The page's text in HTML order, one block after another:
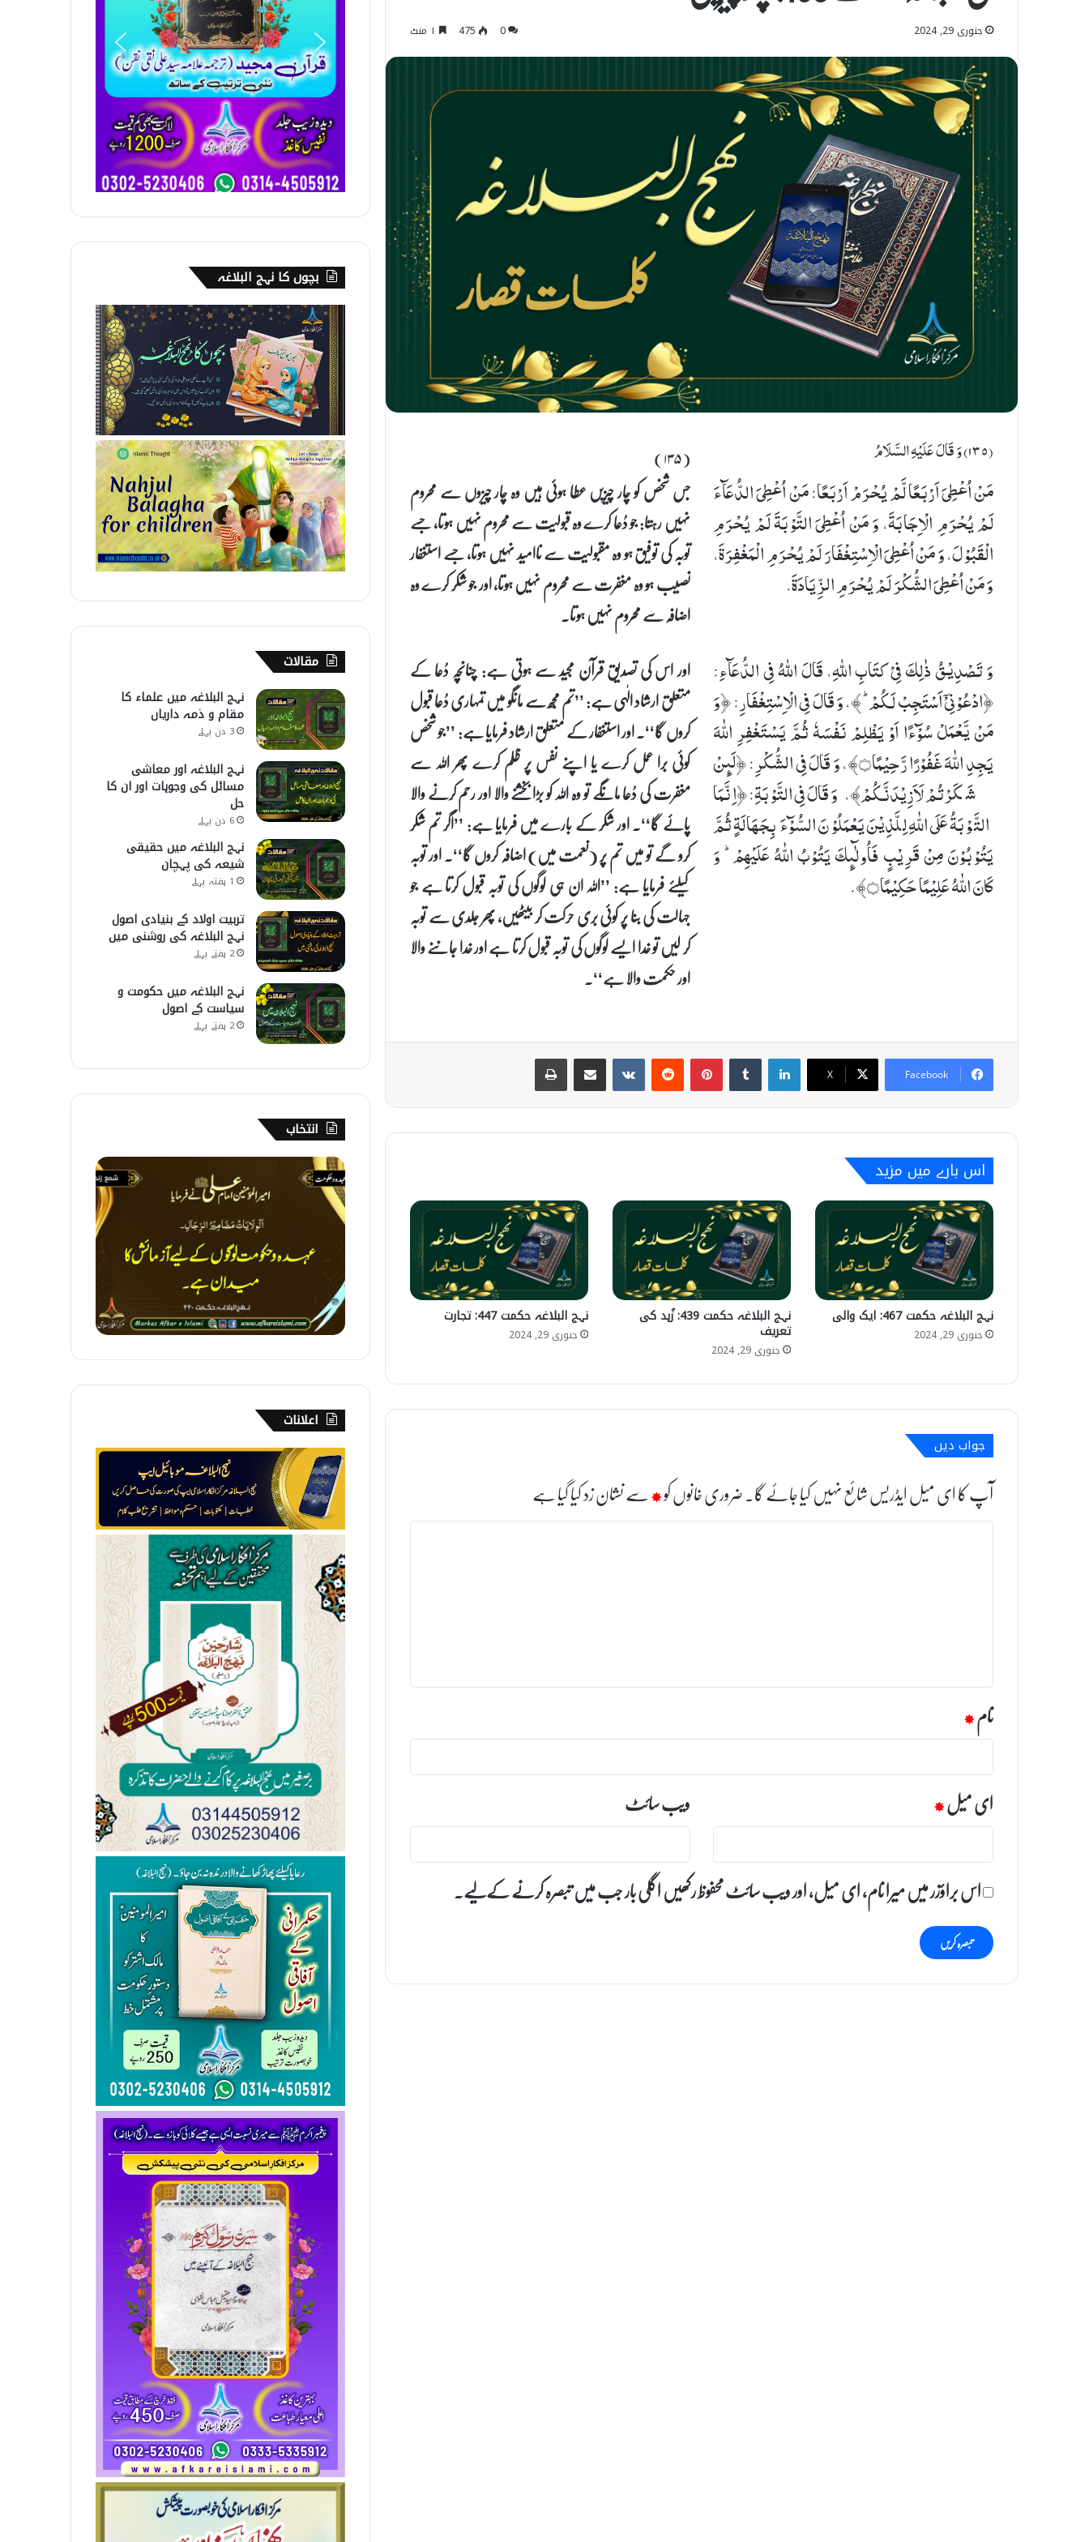
جنوری 29, 2024 0
475
(۱٣٥) وَ قَالَ عَلَیْهِ السَّلَامُ (۱۳۵)
مَنْ اُعْطِیَ اَرْبَعًا لَّمْ یُحْرَمْ اَرْبَعًا: مَنْ اُعْطِیَ الدُّعَآءَ
لَمْ یُحْرَمِ الْاِجَابَةَ، وَ مَنْ اُعْطِیَ التَّوْبَةَ لَمْ یُحْرَمِ
الْقَبُوْلَ، وَ مَنْ اُعْطِیَ الْاِسْتِغْفَارَ لَمْ یُحْرَمِ الْمَغْفِرَةَ،
وَ مَنْ اُعْطِیَ الشُّكْرَ لَمْ یُحْرَمِ الزِّیَادَةَ.
جس شخص کو چار چیزیں عطا ہوئی ہیں وہ چار چیزوں سے محروم
نہیں رہتا: جو دُعا کرے وہ قبولیت سے محروم نہیں ہوتا، جسے
توبہ کی توفیق ہو وہ مقبولیت سے ناامید نہیں ہوتا، جسے استغفار
نصیب ہو وہ مغفرت سے محروم نہیں ہوتا، اور جو شکر کرے وہ
اضافہ سے محروم نہیں ہوتا۔
وَ تَصْدِیْقُ ذٰلِكَ فِیْ كتَابِ اللهِ، قَالَ اللهُ فِی الدُّعَآءِ:
﴿ادْعُوْنِیْۤ اَسْتَجِبْ لَكُمْ ؕ ﴾، وَ قَالَ فِی الْاِسْتِغْفَارِ: ﴿وَ
مَنْ یَّعْمَلْ سُوْٓءًا اَوْ یَظْلِمْ نَفْسَهٗ ثُمَّ یَسْتَغْفِرِ اللّٰهَ
یَجِدِ اللّٰهَ غَفُوْرًا رَّحِیْمًا۝﴾، وَ قَالَ فِی الشُّكْرِ: ﴿لَىِٕنْ
شَكَرْتُمْ لَاَزِیْدَنَّكُمْ﴾، وَ قَالَ فِی التَّوْبَةِ: ﴿اِنَّمَا
التَّوْبَةُ عَلَی اللّٰهِ لِلَّذِیْنَ یَعْمَلُوْنَ السُّوْٓءَ بِجَهَالَةٍ ثُمَّ
یَتُوْبُوْنَ مِنْ قَرِیْبٍ فَاُولٰٓىِٕكَ یَتُوْبُ اللّٰهُ عَلَیْهِمْ ؕ وَ
كَانَ اللّٰهُ عَلِیْمًا حَكِیْمًا۝﴾.
اور اس کی تصدیق قرآن مجید سے ہوتی ہے: چنانچہ دُعا کے
متعلق ارشاد الٰہی ہے: ’’تم مجھ سے مانگو میں تمہاری دُعا قبول
کروں گا‘‘۔ اور استغفار کے متعلق ارشاد فرمایا ہے: ’’جو شخص
کوئی برا عمل کرے یا اپنے نفس پر ظلم کرے پھر اللہ سے
مغفرت کی دُعا مانگے تو وہ اللہ کو بڑا بخشنے والا اور رحم کرنے والا
پائے گا‘‘۔ اور شکر کے بارے میں فرمایا ہے: ’’اگر تم شکر
کرو گے تو میں تم پر (نعمت میں) اضافہ کروں گا‘‘۔ اور توبہ
کیلئے فرمایا ہے: ’’اللہ ان ہی لوگوں کی توبہ قبول کرتا ہے جو
جہالت کی بنا پر کوئی بری حرکت کر بیٹھیں، پھر جلدی سے توبہ
کر لیں تو خدا ایسے لوگوں کی توبہ قبول کرتا ہے اور خدا جاننے والا
اور حکمت والا ہے‘‘۔
Facebook
X
اس بارے میں مزید
نہج البلاغہ حکمت 467: ایک والی
جنوری 29, 2024
نہج البلاغہ حکمت 439: زُہد کی
تعریف
جنوری 29, 2024
نہج البلاغہ حکمت 447: تجارت
جنوری 29, 2024
جواب دیں
آپ کا ای میل ایڈریس شائع نہیں کیا جائے گا۔ضروری خانوں کو*سے نشان زد کیا گیا ہے
ت
نام*
ای میل* ویب‌ سائٹ
اس براؤزر میں میرا نام، ای میل، اور ویب سائٹ محفوظ رکھیں اگلی بار جب میں تبصرہ کرنے کےلیے۔
بچوں کا نہج البلاغہ
مقالات
نہج البلاغہ میں علماء کا
مقام و ذمہ داریاں
3 دن پہلے
نہج البلاغہ اور معاشی
مسائل کی وجوہات اور ان کا
حل
6 دن پہلے
نہج البلاغہ میں حقیقی
شیعہ کی پہچان
1 ہفتہ پہلے
تربیت اولاد کے بنیادی اصول
نہج البلاغہ کی روشنی میں
2 ہفتے پہلے
نہج البلاغہ میں حکومت و
سیاست کے اصول
2 ہفتے پہلے
انتخاب
3
5
6
۔
ہ
و
ک
ت
اعلانات